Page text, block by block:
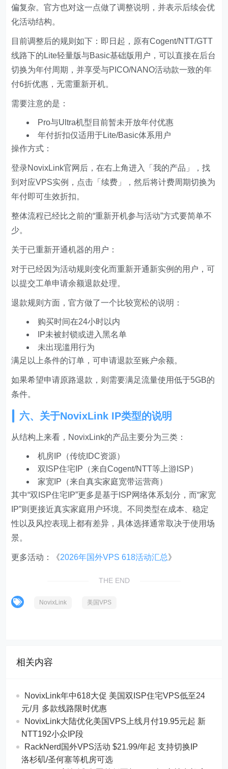
偏复杂。官方也对这一点做了调整说明，并表示后续会优
化活动结构。
目前调整后的规则如下：即日起，原有Cogent/NTT/GTT
线路下的Lite轻量版与Basic基础版用户，可以直接在后台
切换为年付周期，并享受与PICO/NANO活动款一致的年
付6折优惠，无需重新开机。
需要注意的是：
Pro与Ultra机型目前暂未开放年付优惠
年付折扣仅适用于Lite/Basic体系用户
操作方式：
登录NovixLink官网后，在右上角进入「我的产品」，找
到对应VPS实例，点击「续费」，然后将计费周期切换为
年付即可生效折扣。
整体流程已经比之前的“重新开机参与活动”方式要简单不
少。
关于已重新开通机器的用户：
对于已经因为活动规则变化而重新开通新实例的用户，可
以提交工单申请余额退款处理。
退款规则方面，官方做了一个比较宽松的说明：
购买时间在24小时以内
IP未被封锁或进入黑名单
未出现滥用行为
满足以上条件的订单，可申请退款至账户余额。
如果希望申请原路退款，则需要满足流量使用低于5GB的
条件。
六、关于NovixLink IP类型的说明
从结构上来看，NovixLink的产品主要分为三类：
机房IP（传统IDC资源）
双ISP住宅IP（来自Cogent/NTT等上游ISP）
家宽IP（来自真实家庭宽带运营商）
其中“双ISP住宅IP”更多是基于ISP网络体系划分，而“家宽
IP”则更接近真实家庭用户环境。不同类型在成本、稳定
性以及风控表现上都有差异，具体选择通常取决于使用场
景。
更多活动：《2026年国外VPS 618活动汇总》
THE END
NovixLink 美国VPS
相关内容
NovixLink年中618大促 美国双ISP住宅VPS低至24
元/月 多款线路限时优惠
NovixLink大陆优化美国VPS上线月付19.95元起 新
NTT192小众IP段
RackNerd国外VPS活动 $21.99/年起 支持切换IP
洛杉矶/圣何塞等机房可选